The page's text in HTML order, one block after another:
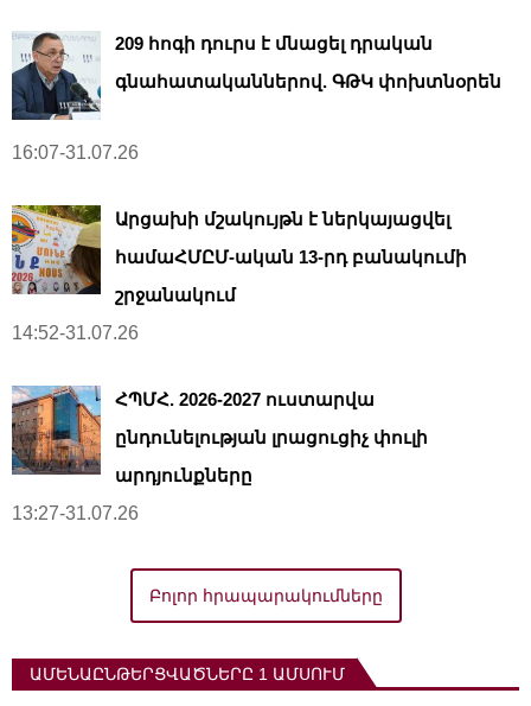
209 հոգի դուրս է մնացել դրական
գնահատականներով. ԳԹԿ փոխտնօրեն
16:07-31.07.26
Արցախի մշակույթն է ներկայացվել
համաՀՄԸՄ-ական 13-րդ բանակումի
շրջանակում
14:52-31.07.26
ՀՊՄՀ. 2026-2027 ուստարվա
ընդունելության լրացուցիչ փուլի
արդյունքները
13:27-31.07.26
Բոլոր հրապարակումները
ԱՄԵՆԱԸՆԹԵՐՑՎԱԾՆԵՐԸ 1 ԱՄՍՈՒՄ